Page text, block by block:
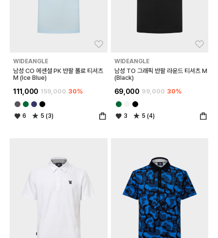
WIDEANGLE
남성 CO 에센셜 PK 반팔 폴로 티셔츠
M (Ice Blue)
111,000 159,000 30%
6 5 (3)
WIDEANGLE
남성 TO 그래픽 반팔 라운드 티셔츠 M
(Black)
69,000 99,000 30%
3 5 (4)